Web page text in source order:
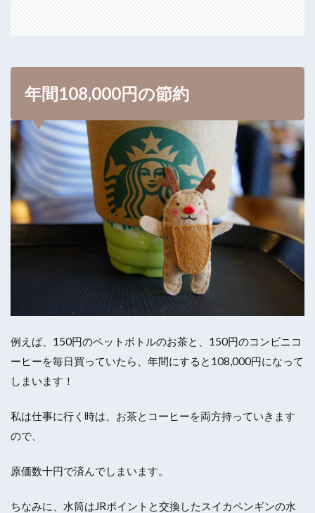
年間108,000円の節約
例えば、150円のペットボトルのお茶と、150円のコンビニコ
ーヒーを毎日買っていたら、年間にすると108,000円になって
しまいます！
私は仕事に行く時は、お茶とコーヒーを両方持っていきます
ので、
原価数十円で済んでしまいます。
ちなみに、水筒はJRポイントと交換したスイカペンギンの水